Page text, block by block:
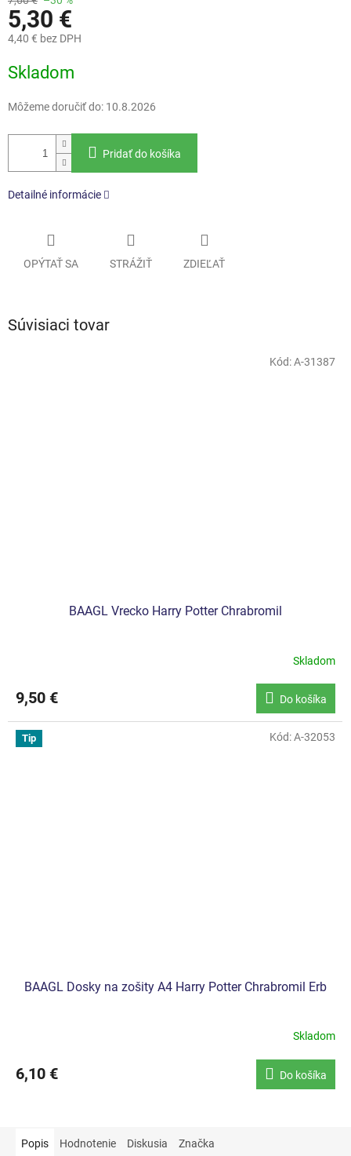
5,30 €
4,40 € bez DPH
cena:
Skladom
Môžeme doručiť do: 10.8.2026
Pridať do košíka
Detailné informácie
OPÝTAŤ SA STRÁŽIŤ ZDIEĽAŤ
Súvisiaci tovar
BAAGL Vrecko Harry Potter Chrabromil
Skladom
9,50 € Do košíka
Kód:A-31387
Tip
BAAGL Dosky na zošity A4 Harry Potter Chrabromil Erb
Skladom
6,10 € Do košíka
Kód:A-32053
Popis Hodnotenie Diskusia Značka